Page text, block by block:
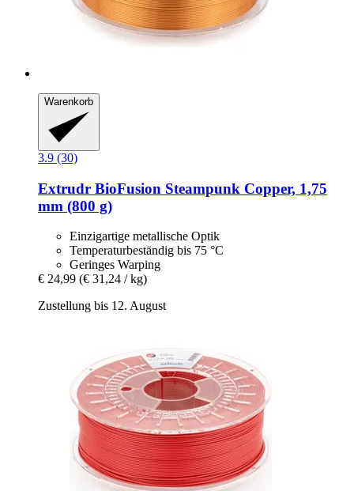
Warenkorb
3.9 (30)
Extrudr BioFusion Steampunk Copper, 1,75
mm (800 g)
Einzigartige metallische Optik
Temperaturbeständig bis 75 °C
Geringes Warping
€ 24,99 (€ 31,24 / kg)
Zustellung bis 12. August